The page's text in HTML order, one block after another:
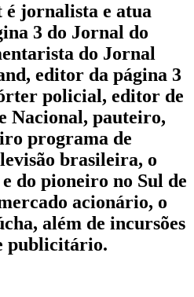
jornalista e atua
3 do Jornal do
do Jornal
editor da página 3
policial, editor de
Nacional, pauteiro,
programa de
brasileira, o
do pioneiro no Sul de
acionário, o
além de incursões
publicitário.